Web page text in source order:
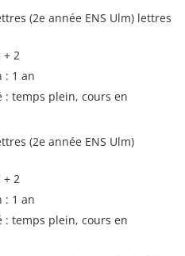
(2e année ENS Ulm) lettres
+ 2
: 1 an
: temps plein, cours en
(2e année ENS Ulm)
+ 2
: 1 an
: temps plein, cours en